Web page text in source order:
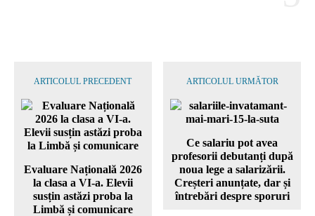
ARTICOLUL PRECEDENT
Evaluare Națională 2026
la clasa a VI-a. Elevii
susțin astăzi proba la
Limbă și comunicare
ARTICOLUL URMĂTOR
Ce salariu pot avea
profesorii debutanți după
noua lege a salarizării.
Creșteri anunțate, dar și
întrebări despre sporuri